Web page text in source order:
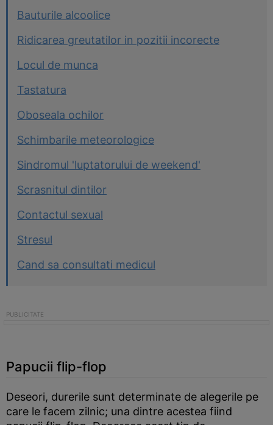
Bauturile alcoolice
Ridicarea greutatilor in pozitii incorecte
Locul de munca
Tastatura
Oboseala ochilor
Schimbarile meteorologice
Sindromul 'luptatorului de weekend'
Scrasnitul dintilor
Contactul sexual
Stresul
Cand sa consultati medicul
Papucii flip-flop
Deseori, durerile sunt determinate de alegerile pe
care le facem zilnic; una dintre acestea fiind